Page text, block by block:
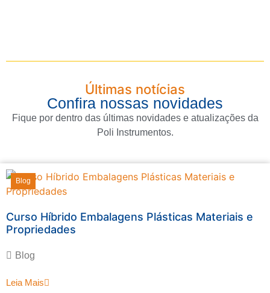
Últimas notícias
Confira nossas novidades
Fique por dentro das últimas novidades e atualizações da
Poli Instrumentos.
Blog
Curso Híbrido Embalagens Plásticas Materiais e
Propriedades
Blog
Leia Mais